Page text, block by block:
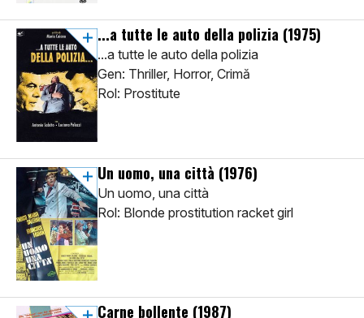
...a tutte le auto della polizia (1975)
...a tutte le auto della polizia
Gen: Thriller, Horror, Crimă
Rol: Prostitute
Un uomo, una città (1976)
Un uomo, una città
Rol: Blonde prostitution racket girl
Carne bollente (1987)